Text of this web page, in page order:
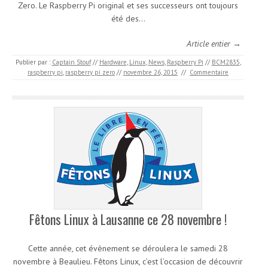
Zero. Le Raspberry Pi original et ses successeurs ont toujours
été des…
Article entier →
Publier par : Captain Stouf // Hardware, Linux, News, Raspberry Pi // BCM2835,
raspberry pi, raspberry pi zero // novembre 26, 2015 // Commentaire
Fêtons Linux à Lausanne ce 28 novembre !
Cette année, cet évènement se déroulera le samedi 28
novembre à Beaulieu. Fêtons Linux, c’est l’occasion de découvrir